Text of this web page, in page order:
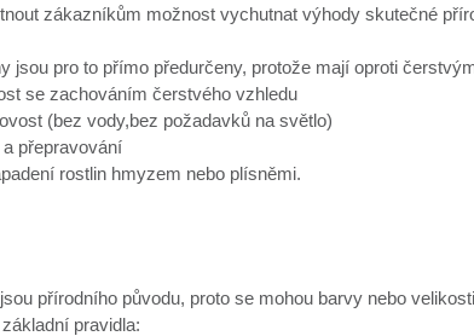
zákazníkům možnost vychutnat výhody skutečné
jsou pro to přímo předurčeny, protože mají oproti
se zachováním čerstvého vzhledu
(bez vody,bez požadavků na světlo)
přepravování
rostlin hmyzem nebo plísněmi.
přírodního původu, proto se mohou barvy nebo
pravidla: